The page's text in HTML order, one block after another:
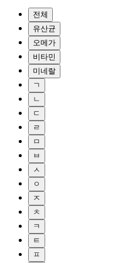
전체
유산균
오메가
비타민
미네랄
ㄱ
ㄴ
ㄷ
ㄹ
ㅁ
ㅂ
ㅅ
ㅇ
ㅈ
ㅊ
ㅋ
ㅌ
ㅍ